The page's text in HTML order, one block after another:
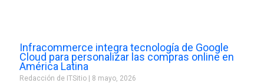
Infracommerce integra tecnología de Google
Cloud para personalizar las compras online en
América Latina
Redacción de ITSitio 8 mayo, 2026